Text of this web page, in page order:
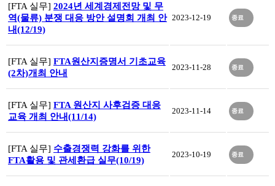
[FTA 실무] 2024년 세계경제전망 및 무
역(물류) 분쟁 대응 방안 설명회 개최 안
내(12/19)
2023-12-19 종료
[FTA 실무] FTA원산지증명서 기초교육
(2차)개최 안내
2023-11-28 종료
[FTA 실무] FTA 원산지 사후검증 대응
교육 개최 안내(11/14)
2023-11-14 종료
[FTA 실무] 수출경쟁력 강화를 위한
FTA활용 및 관세환급 실무(10/19)
2023-10-19 종료